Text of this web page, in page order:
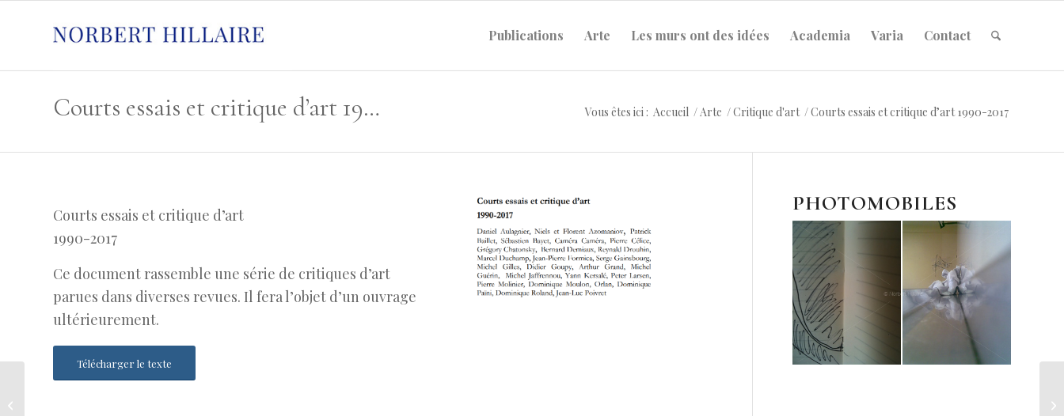
Publications Arte Les murs ont des idées Academia Varia Contact
Courts essais et critique d’art 1990-2017 Vous êtes ici : Accueil / Arte /Critique d'art /Courts essais et critique d’art 1990-2017
Courts essais et critique d’art
1990-2017
Ce document rassemble une série de critiques d’art
parues dans diverses revues. Il fera l’objet d’un ouvrage
ultérieurement.
Télécharger le texte
PHOTOMOBILES